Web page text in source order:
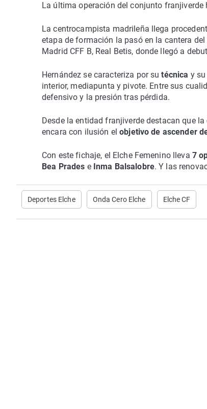
La última operación del conjunto franjiverde
La centrocampista madrileña llega
etapa de formación la pasó en la cantera
Madrid CFF B, Real Betis, donde llegó a
Hernández se caracteriza por sutécnica y su
interior, mediapunta y pivote. Entre sus
defensivo y la presión tras pérdida.
Desde la entidad franjiverde destacan que
encara con ilusión elobjetivo de ascender
Con este fichaje, el Elche Femenino lleva 7
Bea Prades e Inma Balsalobre. Y las
Deportes Elche Onda Cero Elche Elche CF